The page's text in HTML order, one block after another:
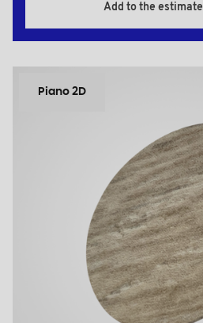
Add to the estimate
Piano 2D